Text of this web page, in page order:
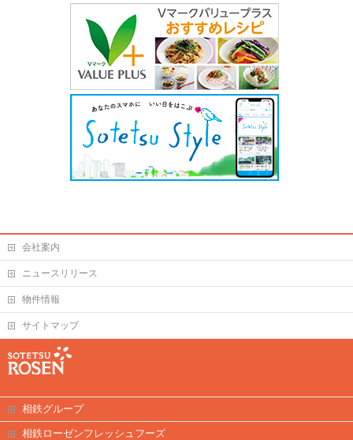
会社案内
ニュースリリース
物件情報
サイトマップ
相鉄グループ
相鉄ローゼンフレッシュフーズ